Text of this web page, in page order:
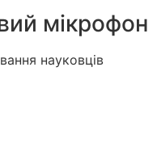
мікрофон​
науковців